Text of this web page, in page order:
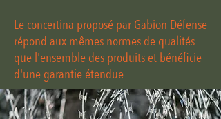
Le concertina proposé par Gabion Défense
répond aux mêmes normes de qualités
que l'ensemble des produits et bénéficie
d'une garantie étendue.